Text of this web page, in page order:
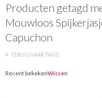
Producten getagd
Mouwloos
Capuchon
TERUG NAAR TAGS
Recent bekekenWissen